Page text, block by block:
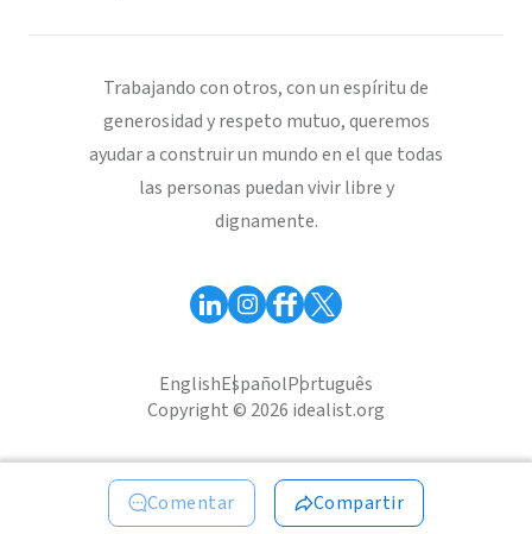
Comentar Compartir
Trabajando con otros, con un espíritu de
generosidad y respeto mutuo, queremos
ayudar a construir un mundo en el que todas
las personas puedan vivir libre y
dignamente.
EnglishEspañolPortuguês
Copyright © 2026 idealist.org